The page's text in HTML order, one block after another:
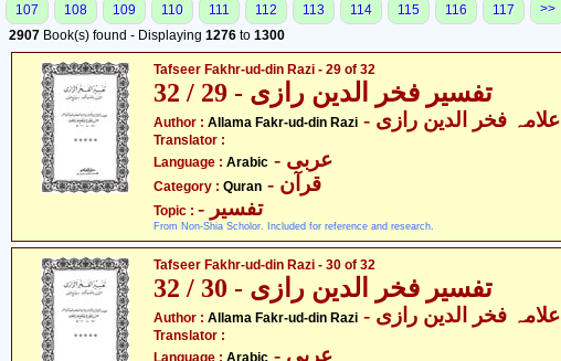
107
108 109 110 111 112 113 114 115 116 117
>>
2907 Book(s) found - Displaying 1276 to 1300
Tafseer Fakhr-ud-din Razi - 29 of 32
تفسیر فخر الدین رازی - 29 / 32
Author : Allama Fakr-ud-din Razi - علامہ فخر الدین رازی
Translator :
Language : Arabic - عربی
Category : Quran - قرآن
Topic : - تفسیر
From Non-Shia Scholor. Included for reference and research.
Tafseer Fakhr-ud-din Razi - 30 of 32
تفسیر فخر الدین رازی - 30 / 32
Author : Allama Fakr-ud-din Razi - علامہ فخر الدین رازی
Translator :
Language : Arabic - عربی